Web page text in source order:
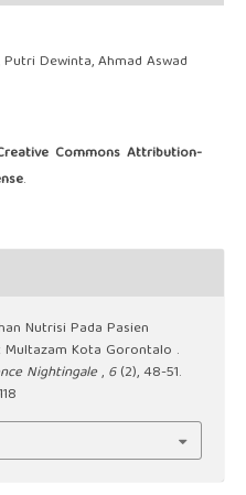
Dewinta, Ahmad Aswad
Commons Attribution-
.
Nutrisi Pada Pasien
Kota Gorontalo .
Nightingale, 6 (2), 48-51.